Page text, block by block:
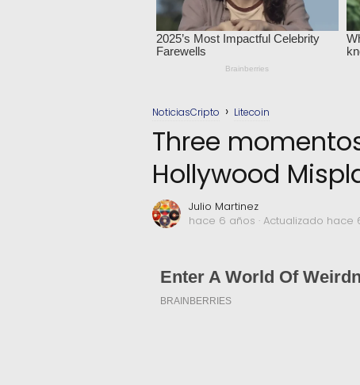
NoticiasCripto Litecoin
Three
Hollywood
Julio Martinez
hace 6 años · Actualizado hace